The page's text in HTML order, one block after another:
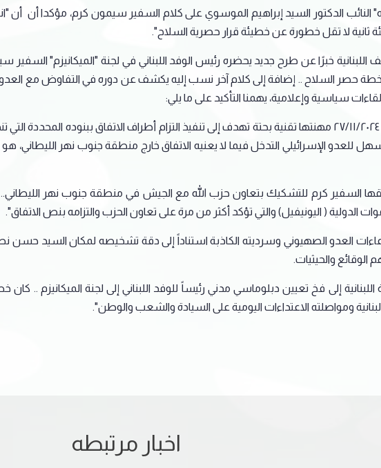
النائب الدكتور السيد إبراهيم الموسوي على كلام السفير سيمون كرم، مؤكدا أن أن
ثانية لا تقل خطورة عن خطيئة قرار حصرية السلاح".
خبرًا عن طرح جديد يحضره رئيس الوفد اللبناني في لجنة "الميكانيزم"
خطة حصر السلاح .. إضافة إلى كلام آخر نسب إليه يكشف عن دوره في التفاوض مع
سياسية وإعلامية، يهمنا التأكيد على ما يلي:
أولاً- إن لجنة الميكانيزم وفق اتفاق ٢٧/١١/٢٠٢٤ مهنتها تقنية بحتة تهدف إلى تنفيذ التزام أطراف
للعدو الإسرائيلي التدخل فيما لا يعنيه الاتفاق خارج منطقة جنوب نهر
أطلقها السفير كرم للتشكيك بتعاون حزب الله مع الجيش في منطقة جنوب نهر
الدولية ( اليونيفيل) والتي تؤكد أكثر من مرة على تعاون الحزب والتزامه بنص الاتفاق".
العدو الصهيوني وسرديته الكاذبة استناداً إلى دقة تشخيصه لمكان السيد حسن
والحيثيات.
اللبنانية إلى فخ تعيين دبلوماسي مدني رئيساً للوفد اللبناني إلى لجنة
ومواصلته الاعتداءات اليومية على السيادة والشعب والوطن".
اخبار مرتبطه